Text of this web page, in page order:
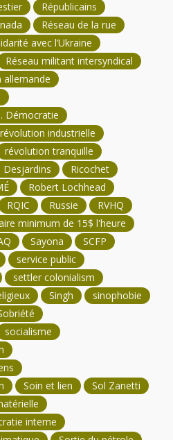
Républicains
Réseau de la rue
avec l’Ukraine
Réseau militant intersyndical
allemande
Démocratie
révolution industrielle
révolution tranquille
Desjardins
Ricochet
Robert Lochhead
RQIC Russie
RVHQ
minimum de 15$ l'heure
Sayona
SCFP
service public
settler colonialism
Singh
sinophobie
socialisme
Soin et lien
Sol Zanetti
interne